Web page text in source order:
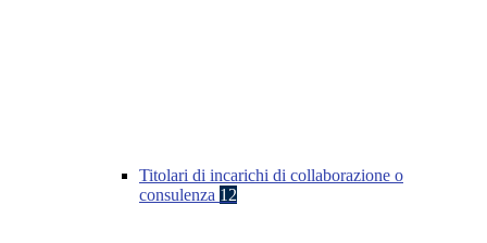
Titolari di incarichi di collaborazione o
consulenza 12